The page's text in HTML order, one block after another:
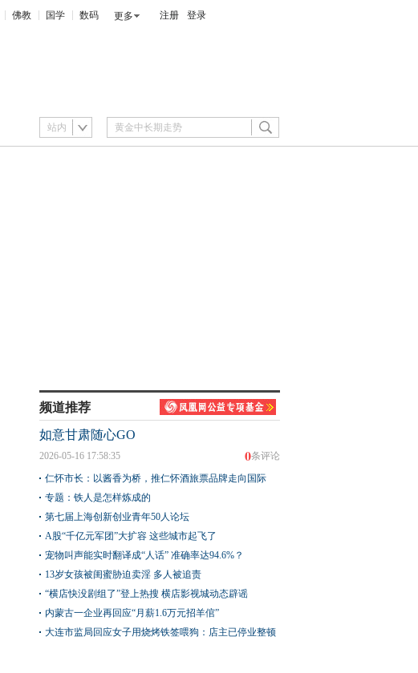
佛教 国学 数码 更多 注册 登录
站内
频道推荐
如意甘肃随心GO
0条评论
2026-05-16 17:58:35
仁怀市长：以酱香为桥，推仁怀酒旅票品牌走向国际
专题：铁人是怎样炼成的
第七届上海创新创业青年50人论坛
A股“千亿元军团”大扩容 这些城市起飞了
宠物叫声能实时翻译成“人话” 准确率达94.6%？
13岁女孩被闺蜜胁迫卖淫 多人被追责
“横店快没剧组了”登上热搜 横店影视城动态辟谣
内蒙古一企业再回应“月薪1.6万元招羊倌”
大连市监局回应女子用烧烤铁签喂狗：店主已停业整顿